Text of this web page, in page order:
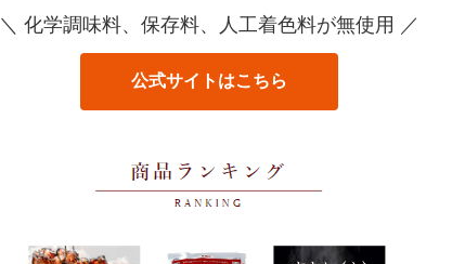
＼ 化学調味料、保存料、人工着色料が無使用 ／
公式サイトはこちら